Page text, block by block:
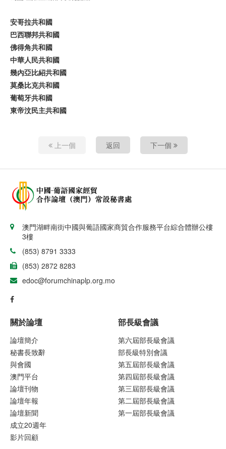
安哥拉共和國
巴西聯邦共和國
佛得角共和國
中華人民共和國
幾內亞比紹共和國
莫桑比克共和國
葡萄牙共和國
東帝汶民主共和國
上一個 返回 下一個
澳門湖畔南街中國與葡語國家商貿合作服務平台綜合體辦公樓
3樓
(853) 8791 3333
(853) 2872 8283
edoc@forumchinaplp.org.mo
關於論壇
論壇簡介
秘書長致辭
與會國
澳門平台
論壇刊物
論壇年報
論壇新聞
成立20週年
影片回顧
部長級會議
第六屆部長級會議
部長級特別會議
第五屆部長級會議
第四屆部長級會議
第三屆部長級會議
第二屆部長級會議
第一屆部長級會議